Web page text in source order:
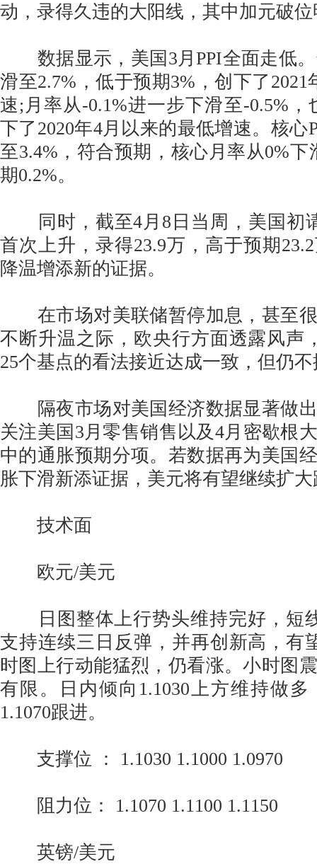
动，录得久违的大阳线，其中加元破
数据显示，美国3月PPI全面走低。
滑至2.7%，低于预期3%，创下了
速;月率从-0.1%进一步下滑至-0.5%，
下了2020年4月以来的最低增速。核心
至3.4%，符合预期，核心月率从0%下
期0.2%。
同时，截至4月8日当周，美国初
首次上升，录得23.9万，高于预期
降温增添新的证据。
在市场对美联储暂停加息，甚至很
不断升温之际，欧央行方面透露风声
25个基点的看法接近达成一致，但仍
隔夜市场对美国经济数据显著做出
关注美国3月零售销售以及4月密歇根
中的通胀预期分项。若数据再为美国
胀下滑新添证据，美元将有望继续扩
技术面
欧元/美元
日图整体上行势头维持完好，短
支持连续三日反弹，并再创新高，有
时图上行动能猛烈，仍看涨。小时图
有限。日内倾向1.1030上方维持做
1.1070跟进。
支撑位 ： 1.1030 1.1000 1.0970
阻力位： 1.1070 1.1100 1.1150
英镑/美元